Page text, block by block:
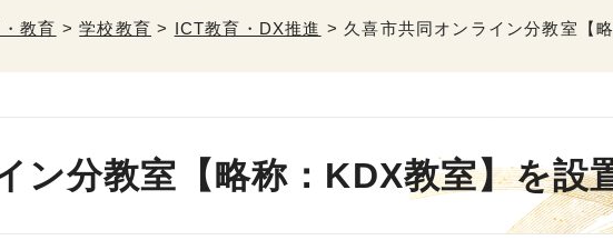
教育 >学校教育 > ICT教育・DX推進 > 久喜市共同オンライン分教室【
ン分教室【略称：KDX教室】を設